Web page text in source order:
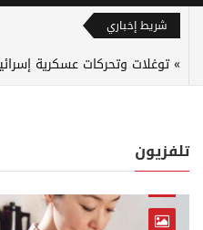
شريط إخباري
توغلات وتحركات عسكرية
تلفزيون